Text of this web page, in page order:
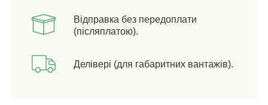
Відправка без передоплати
(післяплатою).
Делівері (для габаритних вантажів).